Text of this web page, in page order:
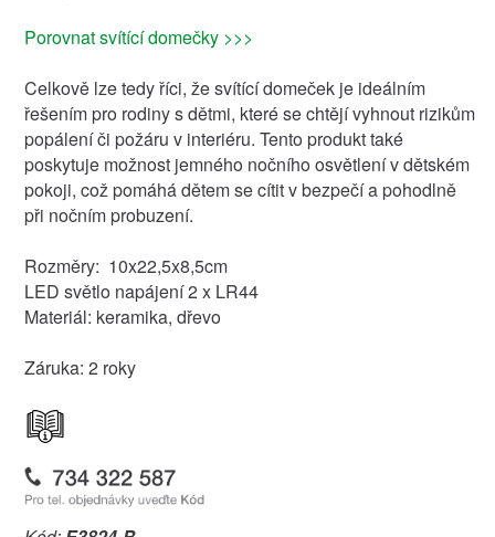
Porovnat svítící domečky >>>
Celkově lze tedy říci, že svítící domeček je ideálním
řešením pro rodiny s dětmi, které se chtějí vyhnout rizikům
popálení či požáru v interiéru. Tento produkt také
poskytuje možnost jemného nočního osvětlení v dětském
pokoji, což pomáhá dětem se cítit v bezpečí a pohodlně
při nočním probuzení.
Rozměry: 10x22,5x8,5cm
LED světlo napájení 2 x LR44
Materiál: keramika, dřevo
Záruka: 2 roky